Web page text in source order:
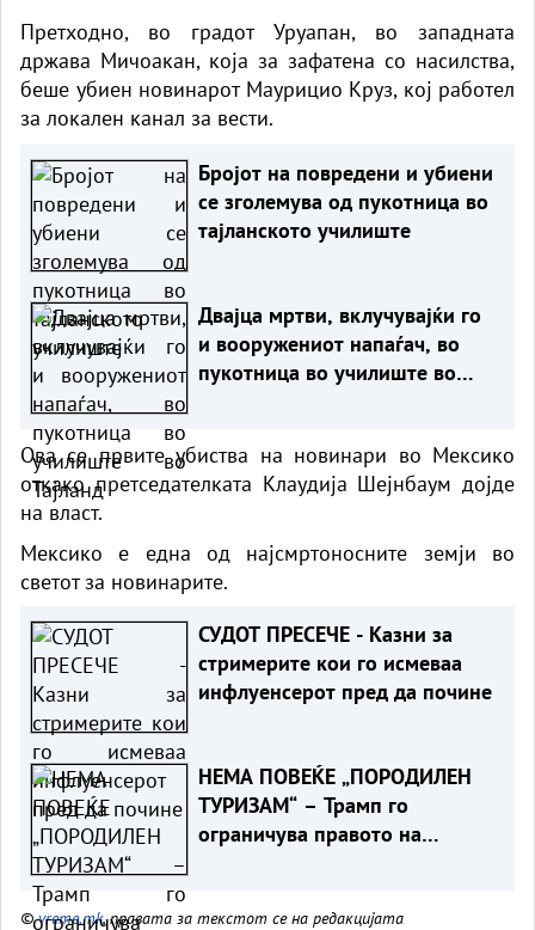
Претходно, во градот Уруапан, во западната
држава Мичоакан, која за зафатена со насилства,
беше убиен новинарот Маурицио Круз, кој работел
за локален канал за вести.
Бројот на повредени и убиени
се зголемува од пукотница во
тајланското училиште
Двајца мртви, вклучувајќи го
и вооружениот напаѓач, во
пукотница во училиште во
Ова се првите убиства на новинари во Мексико
откако претседателката Клаудија Шејнбаум дојде
на власт.
Мексико е една од најсмртоносните земји во
светот за новинарите.
СУДОТ ПРЕСЕЧЕ - Казни за
стримерите кои го исмеваа
инфлуенсерот пред да почине
НЕМА ПОВЕЌЕ „ПОРОДИЛЕН
ТУРИЗАМ“ – Трамп го
ограничува правото на
©vreme.mk, правата за текстот се на редакцијата